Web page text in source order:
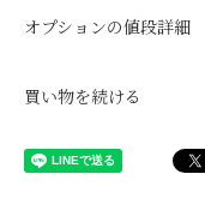
普通預金口座 口座
ンセルされます。
商品発送後にお送りする
配送状況をご確認いただ
⇒日本郵便
日焼け止め、ヘアス
オプションの値段詳細
買い物を続ける